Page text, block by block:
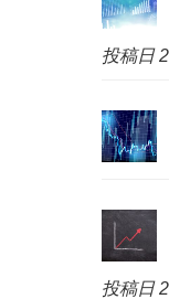
投稿日
投稿日